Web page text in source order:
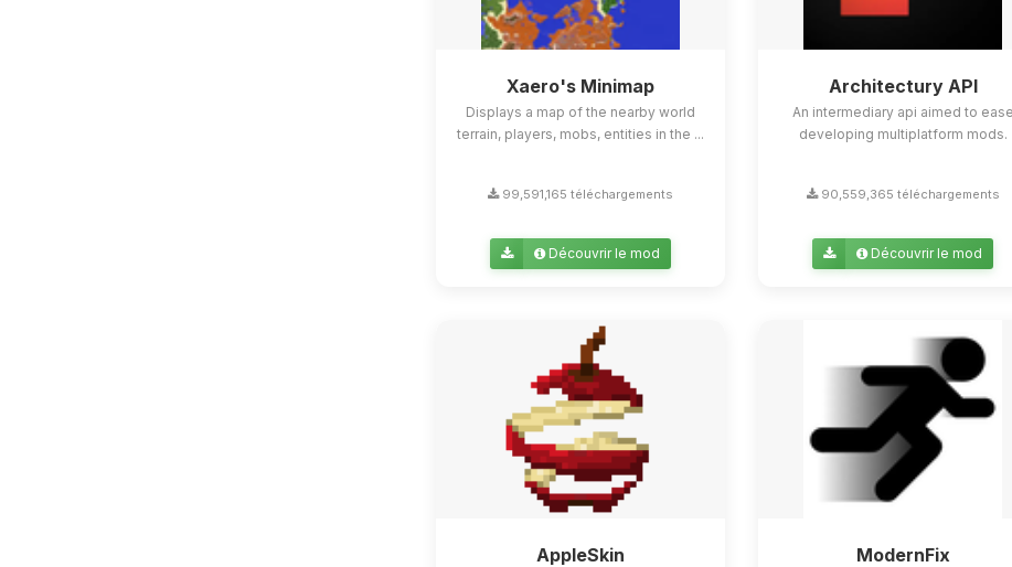
Xaero's Minimap
Displays a map of the nearby world
terrain, players, mobs, entities in the ...
99,591,165 téléchargements
Découvrir le mod
Architectury API
An intermediary api aimed to ease
developing multiplatform mods.
90,559,365 téléchargements
Découvrir le mod
AppleSkin ModernFix